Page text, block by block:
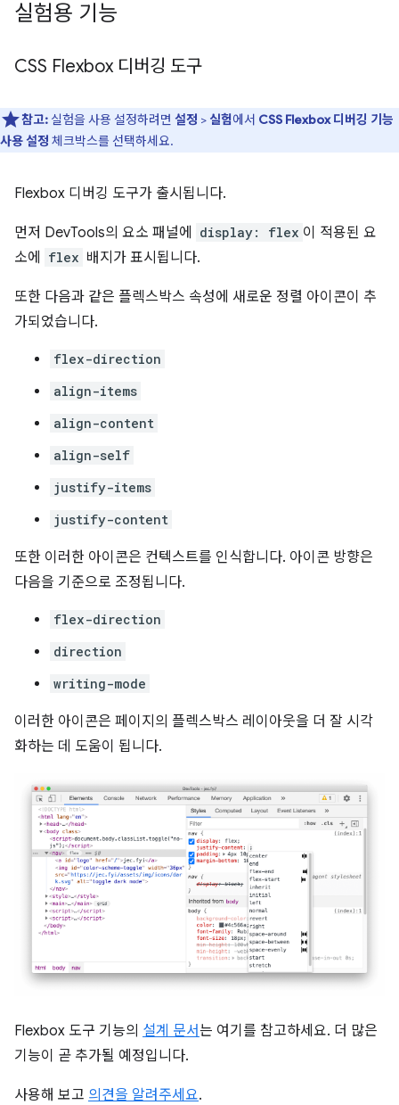
실험용 기능
CSS Flexbox 디버깅 도구
참고: 실험을 사용 설정하려면 설정 > 실험에서 CSS Flexbox 디버깅 기능
사용 설정 체크박스를 선택하세요.
Flexbox 디버깅 도구가 출시됩니다.
먼저 DevTools의 요소 패널에 display: flex 이 적용된 요
소에
flex 배지가 표시됩니다.
또한 다음과 같은 플렉스박스 속성에 새로운 정렬 아이콘이 추
가되었습니다.
flex-direction
align-items
align-content
align-self
justify-items
justify-content
또한 이러한 아이콘은 컨텍스트를 인식합니다. 아이콘 방향은
다음을 기준으로 조정됩니다.
flex-direction
direction
writing-mode
이러한 아이콘은 페이지의 플렉스박스 레이아웃을 더 잘 시각
화하는 데 도움이 됩니다.
Flexbox 도구 기능의 설계 문서는 여기를 참고하세요. 더 많은
기능이 곧 추가될 예정입니다.
사용해 보고 의견을 알려주세요.